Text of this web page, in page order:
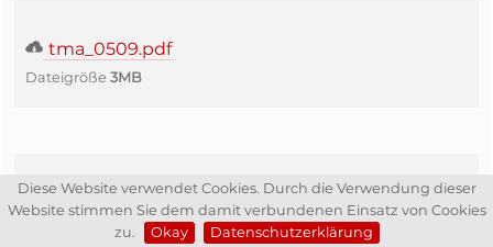
Diese Website verwendet Cookies. Durch die Verwendung dieser
Website stimmen Sie dem damit verbundenen Einsatz von Cookies
zu.
Okay Datenschutzerklärung
tma_0509.pdf
Dateigröße 3MB
tma_0409.pdf
1MB